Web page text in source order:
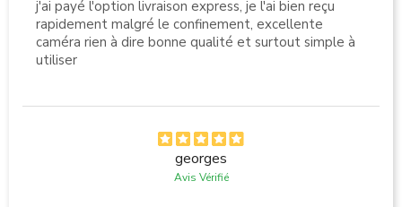
j'ai payé l'option livraison express, je l'ai bien reçu
rapidement malgré le confinement, excellente
caméra rien à dire bonne qualité et surtout simple à
utiliser
georges
Avis Vérifié